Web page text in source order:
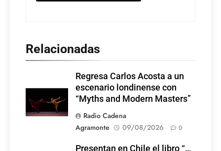
Relacionadas
Regresa Carlos Acosta a un
escenario londinense con
“Myths and Modern Masters”
Radio Cadena
Agramonte
09/08/2026 0
Presentan en Chile el libro “…